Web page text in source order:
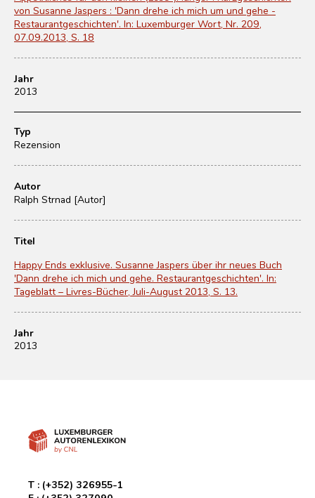
von Susanne Jaspers : 'Dann drehe ich mich um und gehe -
Restaurantgeschichten'. In: Luxemburger Wort, Nr. 209,
07.09.2013, S. 18
Jahr
2013
Typ
Rezension
Autor
Ralph Strnad [Autor]
Titel
Happy Ends exklusive. Susanne Jaspers über ihr neues Buch
'Dann drehe ich mich und gehe. Restaurantgeschichten'. In:
Tageblatt – Livres-Bücher, Juli-August 2013, S. 13.
Jahr
2013
T : (+352) 326955-1